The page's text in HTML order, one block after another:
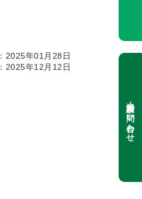
資料請求・お問い合わせ
2025年01月28日
2025年12月12日